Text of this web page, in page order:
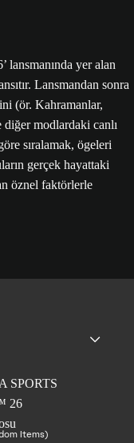
lansmanında yer alan
Lansmandan sonra
(ör. Kahramanlar,
modlardaki canlı
sıralamak, ögeleri
gerçek hayattaki
öznel faktörlerle
Items)